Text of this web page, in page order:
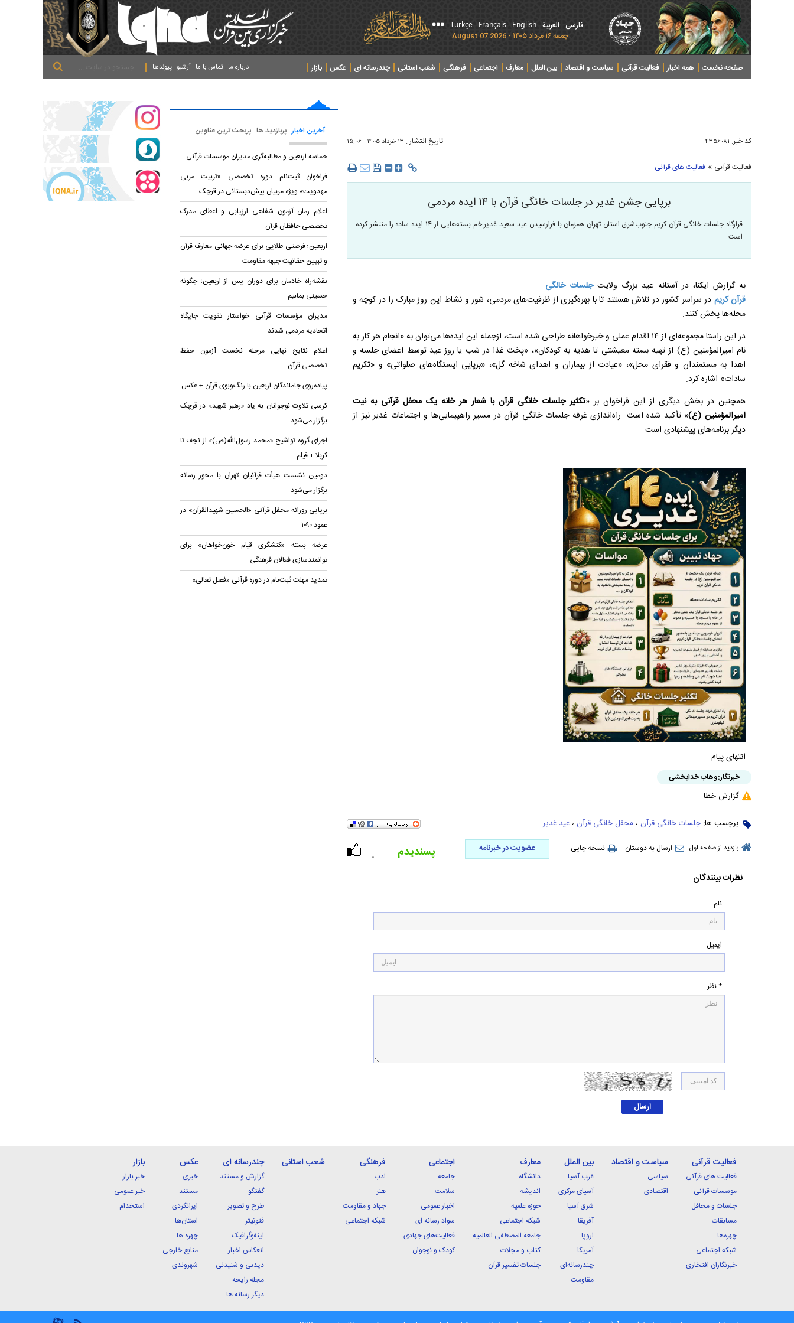
فارسی العربیة English
Français
Türkçe
جمعه ۱۶ مرداد ۱۴۰۵ - 2026 August 07
صفحه نخست همه اخبار فعالیت قرآنی سیاست و اقتصاد بین الملل معارف اجتماعی فرهنگی شعب استانی چندرسانه ای عکس
بازار
پیوندها آرشیو تماس با ما درباره ما
کد خبر: ۴۳۵۶۰۸۱ تاریخ انتشار : ۱۳ خرداد ۱۴۰۵ - ۱۵:۰۶
فعالیت قرآنی » فعالیت های قرآنی
برپایی جشن غدیر در جلسات خانگی قرآن با ۱۴ ایده مردمی
قرارگاه جلسات خانگی قرآن کریم جنوب‌شرق استان تهران همزمان با فرارسیدن عید سعید غدیر خم بسته‌هایی از ۱۴ ایده ساده را منتشر کرده
است.
به گزارش ایکنا، در آستانه عید بزرگ ولایتجلسات خانگی
قرآن کریم در سراسر کشور در تلاش هستند تا با بهره‌گیری از ظرفیت‌های مردمی، شور و نشاط این روز مبارک را در کوچه و
محله‌ها پخش کنند.
در این راستا مجموعه‌ای از ۱۴ اقدام عملی و خیرخواهانه طراحی شده است، ازجمله این ایده‌ها می‌توان به «انجام هر کار به
نام امیرالمؤمنین (ع) از تهیه بسته معیشتی تا هدیه به کودکان»، «پخت غذا در شب یا روز عید توسط اعضای جلسه و
اهدا به مستمندان و فقرای محل»، «عیادت از بیماران و اهدای شاخه گل»، «برپایی ایستگاه‌های صلواتی» و «تکریم
سادات» اشاره کرد.
همچنین در بخش دیگری از این فراخوان بر «تکثیر جلسات خانگی قرآن با شعار هر خانه یک محفل قرآنی به نیت
امیرالمؤمنین (ع)
» تأکید شده است. راه‌‎اندازی غرفه جلسات خانگی قرآن در مسیر راهپیمایی‌ها و اجتماعات غدیر نیز از
دیگر برنامه‌های پیشنهادی است.
انتهای پیام
خبرنگار:وهاب خدابخشی
گزارش خطا
برچسب ها: جلسات خانگی قرآن ، محفل خانگی قرآن ، عید غدیر
بازدید از صفحه اول ارسال به دوستان نسخه چاپی عضویت در خبرنامه
۰ پسندیدم
نظرات بینندگان
نام
ایمیل
* نظر
آخرین اخبار پربازدید ها پربحث ترین عناوین
حماسه اربعین و مطالبه‌گری مدیران موسسات قرآنی
فراخوان ثبت‌نام دوره تخصصی «تربیت مربی
مهدویت» ویژه مربیان پیش‌دبستانی در قرچک
اعلام زمان آزمون شفاهی ارزیابی و اعطای مدرک
تخصصی حافظان قرآن
اربعین؛ فرصتی طلایی برای عرضه جهانی معارف قرآن
و تبیین حقانیت جبهه مقاومت
نقشه‌راه خادمان برای دوران پس از اربعین؛ چگونه
حسینی بمانیم
مدیران مؤسسات قرآنی خواستار تقویت جایگاه
اتحادیه‌ مردمی شدند
اعلام نتایج نهایی مرحله نخست آزمون حفظ
تخصصی قرآن
پیاده‌روی جاماندگان اربعین با رنگ‌وبوی قرآن + عکس
کرسی تلاوت نوجوانان به یاد «رهبر شهید» در قرچک
برگزار می‌شود
اجرای گروه تواشیح «محمد رسول‌الله(ص)» از نجف تا
کربلا + فیلم
دومین نشست هیأت قرآنیان تهران با محور رسانه
برگزار می‌شود
برپایی روزانه محفل قرآنی «الحسین شهیدالقرآن» در
عمود ۱۰۹۰
عرضه بسته «کنشگری قیام خون‌خواهان» برای
توانمندسازی فعالان فرهنگی
تمدید مهلت ثبت‌نام در دوره قرآنی «فصل تعالی»
فعالیت قرآنی
فعالیت های قرآنی
موسسات قرآنی
جلسات و محافل
مسابقات
چهره‌ها
شبکه اجتماعی
خبرنگاران افتخاری
سیاست و اقتصاد
سیاسی
اقتصادی
بین الملل
غرب آسیا
آسیای مرکزی
شرق آسیا
آفریقا
اروپا
آمریکا
چندرسانه‌ای
مقاومت
معارف
دانشگاه
اندیشه
حوزه علمیه
شبکه اجتماعی
جامعة المصطفی العالمیه
کتاب و مجلات
جلسات تفسیر قرآن
اجتماعی
جامعه
سلامت
اخبار عمومی
سواد رسانه ای
فعالیت‌های جهادی
کودک و نوجوان
فرهنگی
ادب
هنر
جهاد و مقاومت
شبکه اجتماعی
شعب استانی چندرسانه ای
گزارش و مستند
گفتگو
طرح و تصویر
فتوتیتر
اینفوگرافیک
انعکاس اخبار
دیدنی و شنیدنی
مجله رایحه
دیگر رسانه ها
عکس
خبری
مستند
ایرانگردی
استان‌ها
چهره ها
منابع خارجی
شهروندی
بازار
خبر بازار
خبر عمومی
استخدام